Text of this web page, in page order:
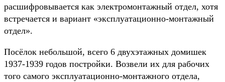
расшифровывается как электромонтажный отдел, хотя
встречается и вариант «эксплуатационно-монтажный
отдел».
Посёлок небольшой, всего 6 двухэтажных домишек
1937-1939 годов постройки. Возвели их для рабочих
того самого эксплуатационно-монтажного отдела,